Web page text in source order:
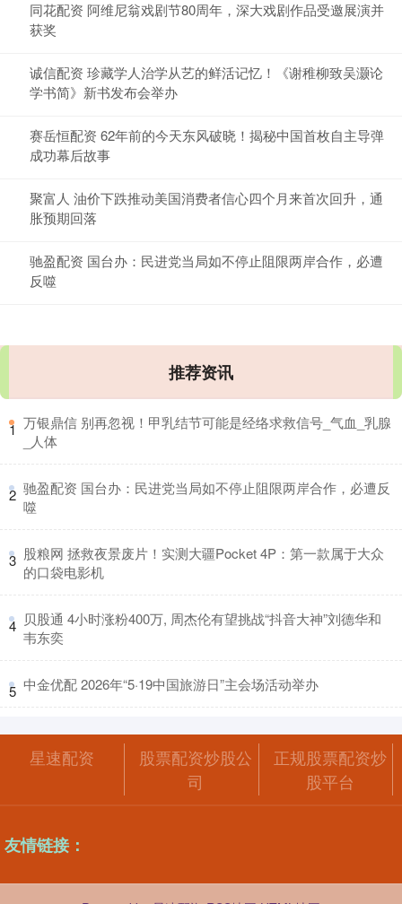
同花配资 阿维尼翁戏剧节80周年，深大戏剧作品受邀展演并
获奖
诚信配资 珍藏学人治学从艺的鲜活记忆！《谢稚柳致吴灏论
学书简》新书发布会举办
赛岳恒配资 62年前的今天东风破晓！揭秘中国首枚自主导弹
成功幕后故事
聚富人 油价下跌推动美国消费者信心四个月来首次回升，通
胀预期回落
驰盈配资 国台办：民进党当局如不停止阻限两岸合作，必遭
反噬
推荐资讯
1 ​万银鼎信 别再忽视！甲乳结节可能是经络求救信号_气血_乳腺
_人体
2 ​驰盈配资 国台办：民进党当局如不停止阻限两岸合作，必遭反
噬
3 ​股粮网 拯救夜景废片！实测大疆Pocket 4P：第一款属于大众
的口袋电影机
4 ​贝股通 4小时涨粉400万, 周杰伦有望挑战“抖音大神”刘德华和
韦东奕
5 ​中金优配 2026年“5·19中国旅游日”主会场活动举办
星速配资
股票配资炒股公
司
正规股票配资炒
股平台
友情链接：